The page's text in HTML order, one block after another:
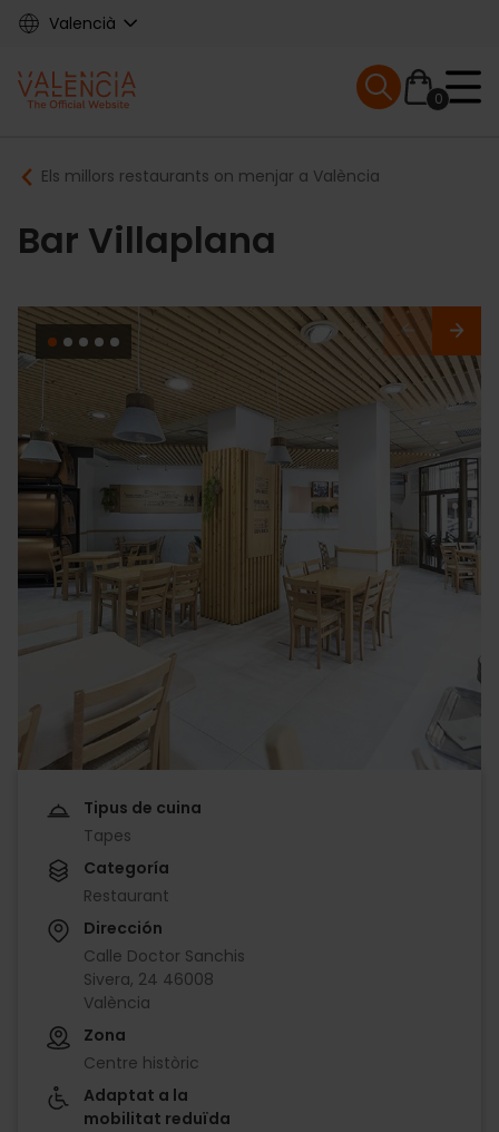
Skip
content
Valencià
Main
navigation
0
Mobile menu
Breadcrumb
Els millors restaurants on menjar a València
Bar Villaplana
Tipus de cuina
Tapes
Categoría
Restaurant
Dirección
Calle Doctor Sanchis
Sivera, 24 46008
València
Zona
Centre històric
Adaptat a la
mobilitat reduïda